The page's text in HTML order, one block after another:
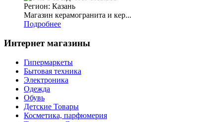
Регион: Казань
Магазин керамогранита и кер...
Подробнее
Интернет магазины
Гипермаркеты
Бытовая техника
Электроника
Одежда
Обувь
Детские Товары
Косметика, парфюмерия